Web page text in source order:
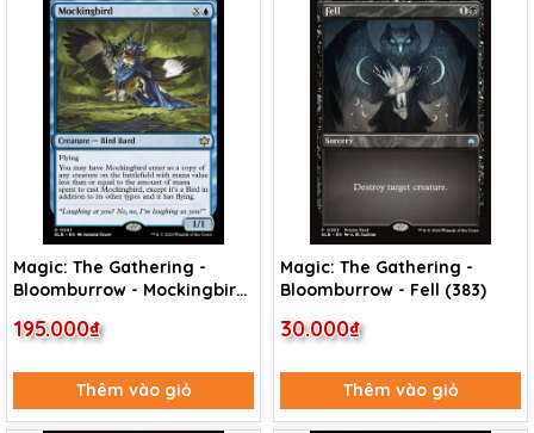
Magic: The Gathering -
Bloomburrow - Mockingbird
195.000₫
Thêm vào giỏ
Magic: The Gathering -
Bloomburrow - Fell (383)
30.000₫
Thêm vào giỏ